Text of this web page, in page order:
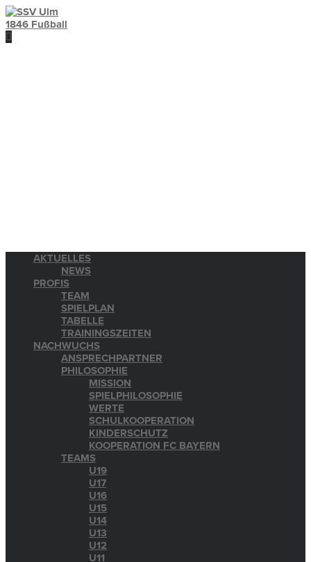
AKTUELLES
NEWS
PROFIS
TEAM
SPIELPLAN
TABELLE
TRAININGSZEITEN
NACHWUCHS
ANSPRECHPARTNER
PHILOSOPHIE
MISSION
SPIELPHILOSOPHIE
WERTE
SCHULKOOPERATION
KINDERSCHUTZ
KOOPERATION FC BAYERN
TEAMS
U19
U17
U16
U15
U14
U13
U12
U11